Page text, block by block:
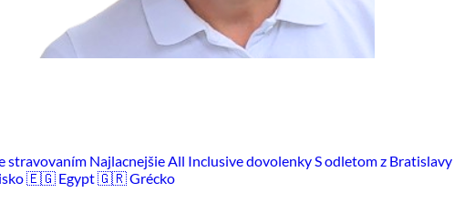
stravovaním Najlacnejšie All Inclusive dovolenkyS odletom z Bratislavy
🇪🇬 Egypt🇬🇷 Grécko